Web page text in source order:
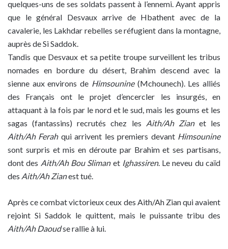
quelques-uns de ses soldats passent à l’ennemi. Ayant appris
que le général Desvaux arrive de Hbathent avec de la
cavalerie, les Lakhdar rebelles se réfugient dans la montagne,
auprès de Si Saddok.
Tandis que Desvaux et sa petite troupe surveillent les tribus
nomades en bordure du désert, Brahim descend avec la
sienne aux environs de Himsounine(Mchounech). Les alliés
des Français ont le projet d’encercler les insurgés, en
attaquant à la fois par le nord et le sud, mais les goums et les
sagas (fantassins) recrutés chez les Aith/Ah Zianet les
Aith/Ah Ferahqui arrivent les premiers devant Himsounine
sont surpris et mis en déroute par Brahim et ses partisans,
dont des Aith/Ah Bou Slimanet Ighassiren. Le neveu du caïd
des Aith/Ah Zianest tué.
Après ce combat victorieux ceux des Aith/Ah Zian qui avaient
rejoint Si Saddok le quittent, mais le puissante tribu des
Aith/Ah Daoudse rallie à lui.